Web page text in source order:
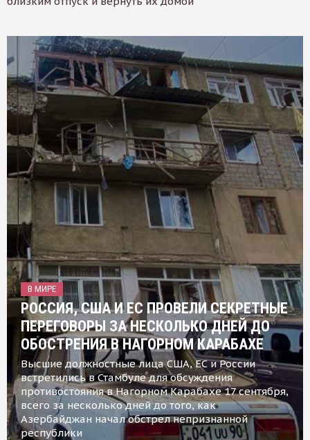
В МИРЕ
РОССИЯ, США И ЕС ПРОВЕЛИ СЕКРЕТНЫЕ
ПЕРЕГОВОРЫ ЗА НЕСКОЛЬКО ДНЕЙ ДО
ОБОСТРЕНИЯ В НАГОРНОМ КАРАБАХЕ
Высшие должностные лица США, ЕС и России
встретились в Стамбуле для обсуждения
противостояния в Нагорном Карабахе 17 сентября,
всего за несколько дней до того, как
Азербайджан начал обстрел непризнанной
республики